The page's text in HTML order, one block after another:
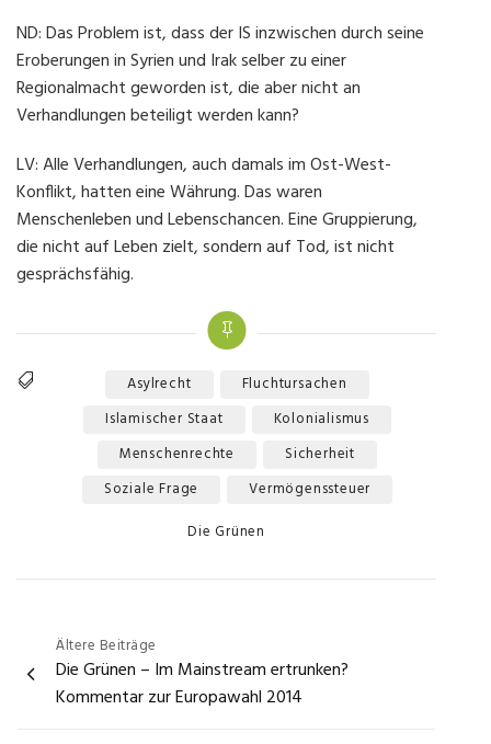
ND: Das Problem ist, dass der IS inzwischen durch seine
Eroberungen in Syrien und Irak selber zu einer
Regionalmacht geworden ist, die aber nicht an
Verhandlungen beteiligt werden kann?
LV: Alle Verhandlungen, auch damals im Ost-West-
Konflikt, hatten eine Währung. Das waren
Menschenleben und Lebenschancen. Eine Gruppierung,
die nicht auf Leben zielt, sondern auf Tod, ist nicht
gesprächsfähig.
Asylrecht
Fluchtursachen
Islamischer Staat
Kolonialismus
Menschenrechte
Sicherheit
Soziale Frage
Vermögenssteuer
Categories
Die Grünen
Beitragsnavigation
Ältere Beiträge
Die Grünen – Im Mainstream ertrunken?
Kommentar zur Europawahl 2014